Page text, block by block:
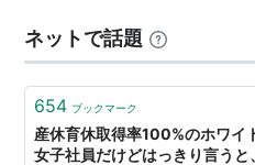
た。 同じ京阪沿線とはいえ
し利害関係？は無い(はず)。
条を…
ネットで話題
654 ブックマーク
産休育休取得率100%のホワイ
女子社員だけどはっきり言うと